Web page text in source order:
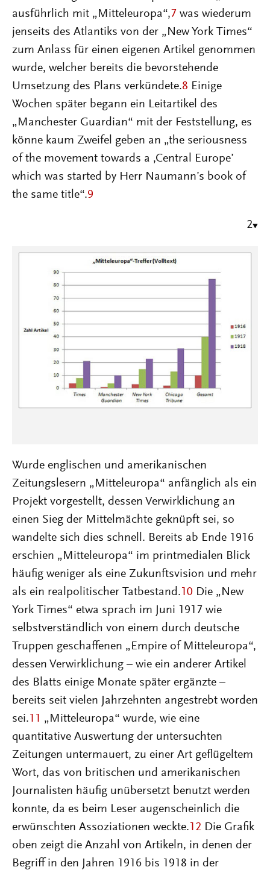
ausführlich mit „Mitteleuropa“,7 was wiederum
jenseits des Atlantiks von der „New York Times“
zum Anlass für einen eigenen Artikel genommen
wurde, welcher bereits die bevorstehende
Umsetzung des Plans verkündete.8 Einige
Wochen später begann ein Leitartikel des
„Manchester Guardian“ mit der Feststellung, es
könne kaum Zweifel geben an „the seriousness
of the movement towards a ‚Central Europe’
which was started by Herr Naumann’s book of
the same title“.9
2
Wurde englischen und amerikanischen
Zeitungslesern „Mitteleuropa“ anfänglich als ein
Projekt vorgestellt, dessen Verwirklichung an
einen Sieg der Mittelmächte geknüpft sei, so
wandelte sich dies schnell. Bereits ab Ende 1916
erschien „Mitteleuropa“ im printmedialen Blick
häufig weniger als eine Zukunftsvision und mehr
als ein realpolitischer Tatbestand.10 Die „New
York Times“ etwa sprach im Juni 1917 wie
selbstverständlich von einem durch deutsche
Truppen geschaffenen „Empire of Mitteleuropa“,
dessen Verwirklichung – wie ein anderer Artikel
des Blatts einige Monate später ergänzte –
bereits seit vielen Jahrzehnten angestrebt worden
sei.11 „Mitteleuropa“ wurde, wie eine
quantitative Auswertung der untersuchten
Zeitungen untermauert, zu einer Art geflügeltem
Wort, das von britischen und amerikanischen
Journalisten häufig unübersetzt benutzt werden
konnte, da es beim Leser augenscheinlich die
erwünschten Assoziationen weckte.12 Die Grafik
oben zeigt die Anzahl von Artikeln, in denen der
Begriff in den Jahren 1916 bis 1918 in der